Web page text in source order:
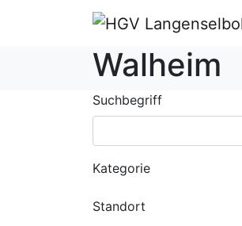
Walheim
Suchbegriff
Kategorie
Standort